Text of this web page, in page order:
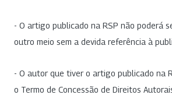
- O artigo publicado na RSP não poderá
outro meio sem a devida referência à
- O autor que tiver o artigo publicado na
o Termo de Concessão de Direitos